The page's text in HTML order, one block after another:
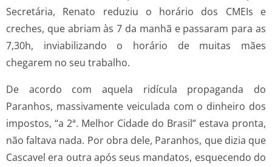
Secretária, Renato reduziu o horário dos CMEIs e
creches, que abriam às 7 da manhã e passaram para as
7,30h, inviabilizando o horário de muitas mães
chegarem no seu trabalho.
De acordo com aquela ridícula propaganda do
Paranhos, massivamente veiculada com o dinheiro dos
impostos, “a 2ª. Melhor Cidade do Brasil” estava pronta,
não faltava nada. Por obra dele, Paranhos, que dizia que
Cascavel era outra após seus mandatos, esquecendo do